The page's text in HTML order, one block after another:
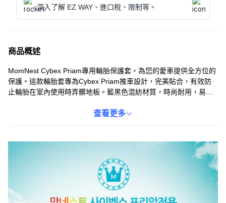
深入了解 EZ WAY、進口稅、限制等。
商品概述
MomNest Cybex Priam專用輪胎保護套，為您的愛車提供全方位的
保護。這款輪胎套專為Cybex Priam推車設計，完美貼合，有效防
止輪胎在室內使用時弄髒地板。藍黑色混紡材質，時尚耐用，易於
衛生的環境中享受愉快的出行時光，同時保持居家環境的整潔。
查看更多